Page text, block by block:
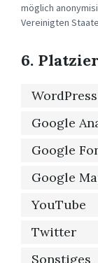
möglich
Vereinigten
6.
WordPress
Google
Google
Google
YouTube
Twitter
Sonstiges